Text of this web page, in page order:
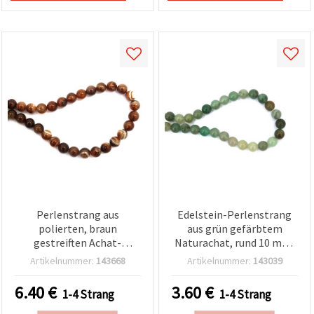
Perlenstrang aus
polierten, braun
gestreiften Achat-
Rundperlen, natürlicher
37 Stück, für
Schmuckherstellung,
Artikelnummer: 143668
6.40€ 1-4 Strang
Edelstein-Perlenstrang
aus grün gefärbtem
Naturachat, rund 10 mm,
ca. 37 Stück, für
Bastelprojekte
Artikelnummer: 143039
3.60€ 1-4 Strang